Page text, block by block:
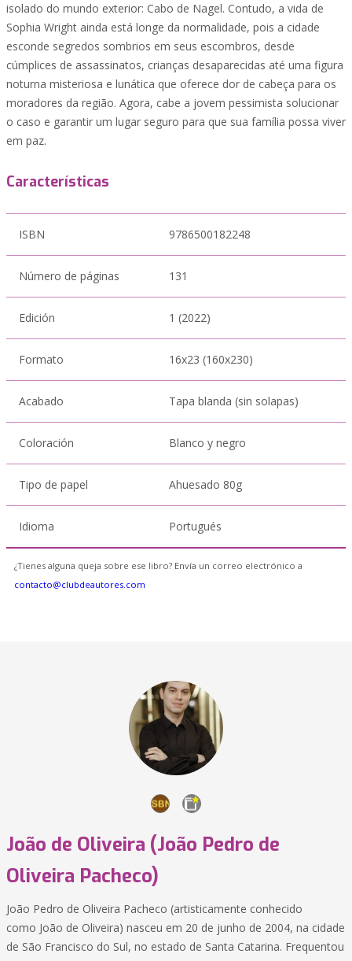
isolado do mundo exterior: Cabo de Nagel. Contudo, a vida de
Sophia Wright ainda está longe da normalidade, pois a cidade
esconde segredos sombrios em seus escombros, desde
cúmplices de assassinatos, crianças desaparecidas até uma figura
noturna misteriosa e lunática que oferece dor de cabeça para os
moradores da região. Agora, cabe a jovem pessimista solucionar
o caso e garantir um lugar seguro para que sua família possa viver
em paz.
Características
ISBN 9786500182248
Número de páginas 131
Edición 1 (2022)
Formato 16x23 (160x230)
Acabado Tapa blanda (sin solapas)
Coloración Blanco y negro
Tipo de papel Ahuesado 80g
Idioma Portugués
¿Tienes alguna queja sobre ese libro? Envía un correo electrónico a
contacto@clubdeautores.com
João de Oliveira (João Pedro de
Oliveira Pacheco)
João Pedro de Oliveira Pacheco (artisticamente conhecido
como João de Oliveira) nasceu em 20 de junho de 2004, na cidade
de São Francisco do Sul, no estado de Santa Catarina. Frequentou